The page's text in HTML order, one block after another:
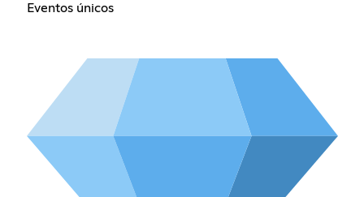
Eventos únicos